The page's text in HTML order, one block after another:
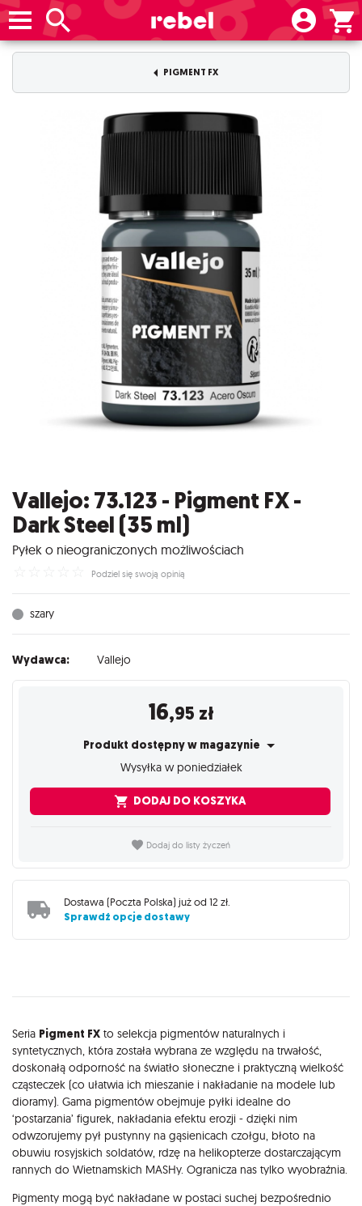
PIGMENT FX
Vallejo: 73.123 - Pigment FX -
Dark Steel (35 ml)
Pyłek o nieograniczonych możliwościach
Podziel się swoją opinią
szary
Wydawca: Vallejo
16,95 zł
Produkt dostępny w magazynie
Wysyłka w poniedziałek
DODAJ DO KOSZYKA
Dodaj do listy życzeń
Dostawa (Poczta Polska) już od 12 zł.
Sprawdź opcje dostawy
Opis
Seria Pigment FX to selekcja pigmentów naturalnych i
syntetycznych, która została wybrana ze względu na trwałość,
doskonałą odporność na światło słoneczne i praktyczną wielkość
cząsteczek (co ułatwia ich mieszanie i nakładanie na modele lub
dioramy). Gama pigmentów obejmuje pyłki idealne do
‘postarzania’ figurek, nakładania efektu erozji - dzięki nim
odwzorujemy pył pustynny na gąsienicach czołgu, błoto na
obuwiu rosyjskich soldatów, rdzę na helikopterze dostarczającym
rannych do Wietnamskich MASHy. Ogranicza nas tylko wyobraźnia.
Pigmenty mogą być nakładane w postaci suchej bezpośrednio